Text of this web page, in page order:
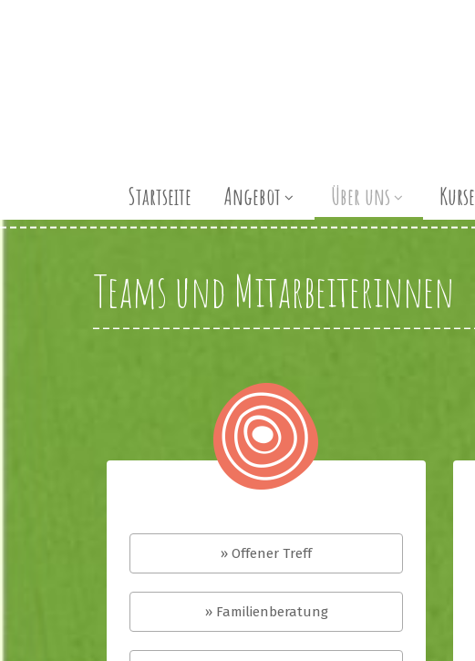
Startseite Angebot Über uns Kurse
Teams und Mitarbeiterinnen
» Offener Treff
» Familienberatung